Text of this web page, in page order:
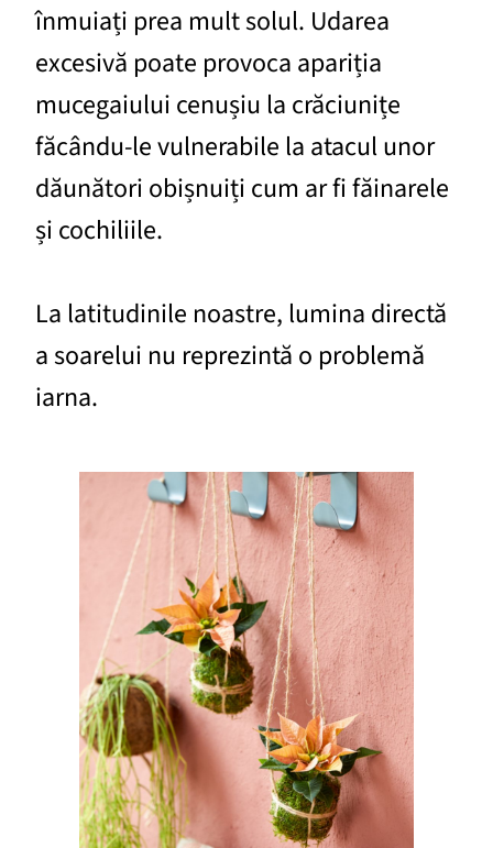
înmuiați prea mult solul. Udarea
excesivă poate provoca apariția
mucegaiului cenușiu la crăciunițe
făcându-le vulnerabile la atacul unor
dăunători obișnuiți cum ar fi făinarele
și cochiliile.
La latitudinile noastre, lumina directă
a soarelui nu reprezintă o problemă
iarna.